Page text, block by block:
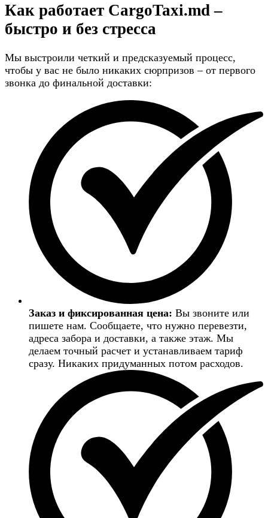
Как работает CargoTaxi.md –
быстро и без стресса
Мы выстроили четкий и предсказуемый процесс,
чтобы у вас не было никаких сюрпризов – от первого
звонка до финальной доставки:
Заказ и фиксированная цена: Вы звоните или
пишете нам. Сообщаете, что нужно перевезти,
адреса забора и доставки, а также этаж. Мы
делаем точный расчет и устанавливаем тариф
сразу. Никаких придуманных потом расходов.